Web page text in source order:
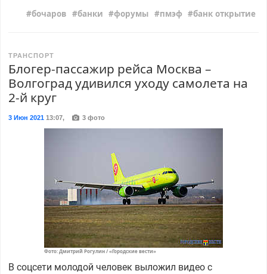
бочаров банки форумы пмэф банк открытие
ТРАНСПОРТ
Блогер-пассажир рейса Москва –
Волгоград удивился уходу самолета на
2-й круг
3 Июн 202113:07, 3 фото
Фото: Дмитрий Рогулин / «Городские вести»
В соцсети молодой человек выложил видео с